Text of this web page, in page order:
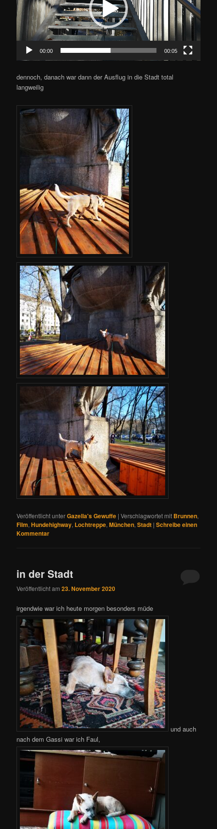
00:00 00:05
dennoch, danach war dann der Ausflug in die Stadt total
langweilig
Veröffentlicht unterGazella's Gewuffe |Verschlagwortet mit Brunnen,
Film,Hundehighway, Lochtreppe,München,Stadt |Schreibe einen
Kommentar
in der Stadt
Veröffentlicht am23. November 2020
irgendwie war ich heute morgen besonders müde
und auch
nach dem Gassi war ich Faul,